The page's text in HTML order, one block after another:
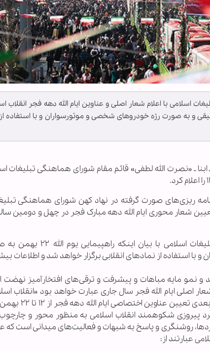
تلفیقی و به صورت رژه خودرو‌های شخصی و موتورسواران و با استفاده
ـ «نصرت الله لطفی» قائم مقام شورای هماهنگی تبلیغات
ریزی‌های صورت گرفته در نهاد کهن شورای هماهنگی
شعار محوری ایام الله دهه مبارک فجر در چهل و دومین
قائم مقام شورای هماهنگی
استفاده از نماد‌های انقلابی برگزار خواهد شد و اطلاعات
نمو مایه مباهات و پیشرفت و ترقی‌های افتخار‌آمیز نهضت
اصلی ایام الله فجر سال جاری عبارت خواهد بود «انقلاب
استوار» و از
پیروزی شکوهمند انقلاب اسلامی به منظور محور و چارچوب
روشنگری و پاسخ به شبهات و فعالیت‌های میدانی است که
عبارتند از: